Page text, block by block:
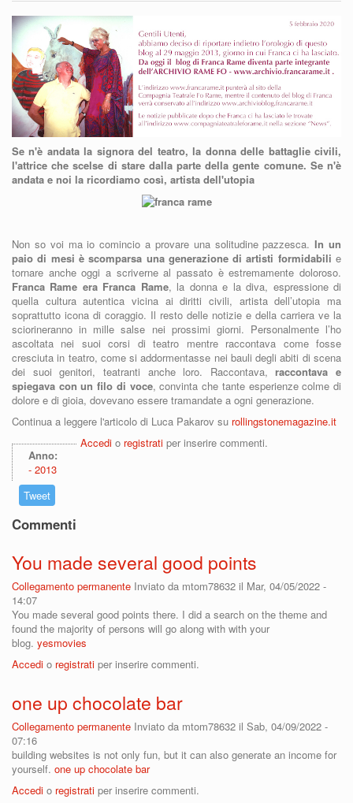
Se n'è andata la signora del teatro, la donna delle battaglie civili,
l'attrice che scelse di stare dalla parte della gente comune. Se n'è
andata e noi la ricordiamo così, artista dell'utopia
Non so voi ma io comincio a provare una solitudine pazzesca.In un
paio di mesi è scomparsa una generazione di artisti formidabili e
tornare anche oggi a scriverne al passato è estremamente doloroso.
Franca Rame era Franca Rame, la donna e la diva, espressione di
quella cultura autentica vicina ai diritti civili, artista dell’utopia ma
soprattutto icona di coraggio. Il resto delle notizie e della carriera ve la
sciorineranno in mille salse nei prossimi giorni. Personalmente l’ho
ascoltata nei suoi corsi di teatro mentre raccontava come fosse
cresciuta in teatro, come si addormentasse nei bauli degli abiti di scena
dei suoi genitori, teatranti anche loro. Raccontava,raccontava e
spiegava con un filo di voce, convinta che tante esperienze colme di
dolore e di gioia, dovevano essere tramandate a ogni generazione.
Continua a leggere l'articolo di Luca Pakarov su rollingstonemagazine.it
Anno:
2013
Accedi o registrati per inserire commenti.
Tweet
Commenti
You made several good points
Collegamento permanente Inviato da mtom78632 il Mar, 04/05/2022 -
14:07
You made several good points there. I did a search on the theme and
found the majority of persons will go along with with your
blog. yesmovies
Accedi o registrati per inserire commenti.
one up chocolate bar
Collegamento permanente Inviato da mtom78632 il Sab, 04/09/2022 -
07:16
building websites is not only fun, but it can also generate an income for
yourself. one up chocolate bar
Accedi o registrati per inserire commenti.